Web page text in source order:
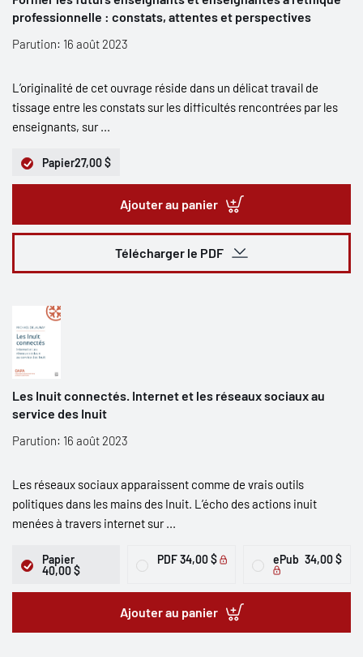
professionnelle : constats, attentes et perspectives
Parution: 16 août 2023
L’originalité de cet ouvrage réside dans un délicat travail de
tissage entre les constats sur les difficultés rencontrées par les
enseignants, sur ...
Papier27,00 $
Ajouter au panier
Télécharger le PDF
Les Inuit connectés. Internet et les réseaux sociaux au
service des Inuit
Parution: 16 août 2023
Les réseaux sociaux apparaissent comme de vrais outils
politiques dans les mains des Inuit. L’écho des actions inuit
menées à travers internet sur ...
Papier
40,00 $
PDF34,00 $ ePub 34,00 $
Ajouter au panier